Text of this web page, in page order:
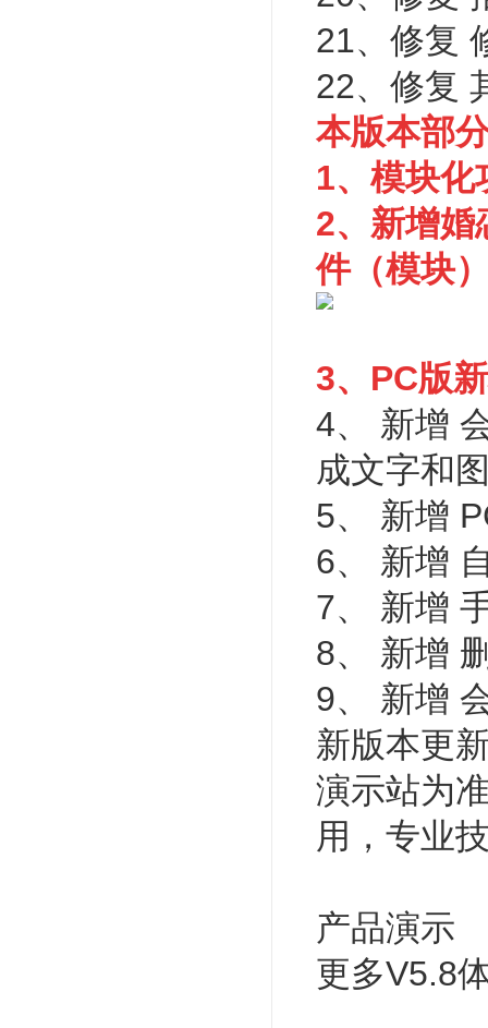
21、修复
22、修复
本版本部
1、模块化
2、新增婚
件（模块
3、PC版
4、 新增
成文字和
5、 新增
6、 新增
7、 新增
8、 新增
9、 新增
新版本更
演示站为
用，专业
产品演示
更多V5.8